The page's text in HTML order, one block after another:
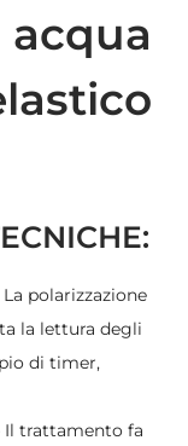
La polarizzazione
la lettura degli
di timer,
Il trattamento fa